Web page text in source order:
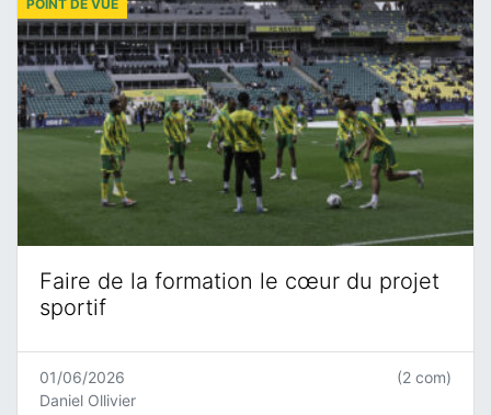
Faire de la formation le cœur du projet
sportif
POINT DE VUE
01/06/2026
Daniel Ollivier
(2 com)